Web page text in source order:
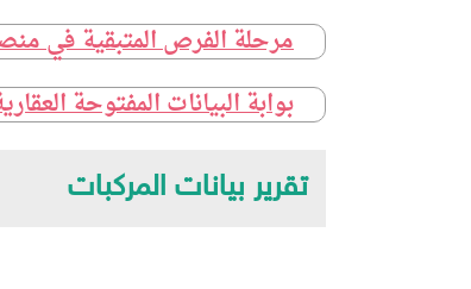
مرحلة الفرص المتبقية في
بوابة البيانات المفتوحة
تقرير بيانات المركبات